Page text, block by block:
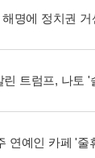
명에 정치권 거
린 트럼프, 나토 '
연예인 카페 '줄